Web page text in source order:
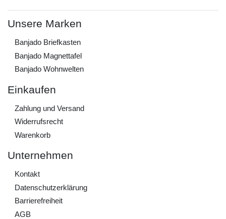
Unsere Marken
Banjado Briefkasten
Banjado Magnettafel
Banjado Wohnwelten
Einkaufen
Zahlung und Versand
Widerrufs­recht
Warenkorb
Unternehmen
Kontakt
Daten­schutz­erklärung
Barrierefreiheit
AGB